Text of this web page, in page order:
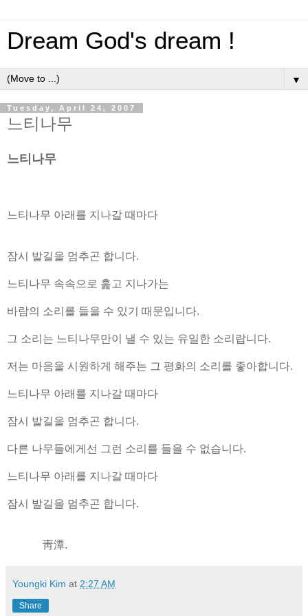
Dream God's dream !
▼
Tuesday, April 24, 2007
느티나무
느티나무
느티나무 아래를 지나갈 때마다
잠시 발길을 멈추곤 합니다.
느티나무 속속으로 훑고 지나가는
바람의 소리를 들을 수 있기 때문입니다.
그 소리는 느티나무만이 낼 수 있는 유일한 소리랍니다.
저는 마음을 시원하게 해주는 그 평화의 소리를 좋아합니다.
느티나무 아래를 지나갈 때마다
잠시 발길을 멈추곤 합니다.
다른 나무들에게선 그런 소리를 들을 수 없습니다.
느티나무 아래를 지나갈 때마다
잠시 발길을 멈추곤 합니다.
靑潭.
Youngki Kim at 2:27 AM
Share